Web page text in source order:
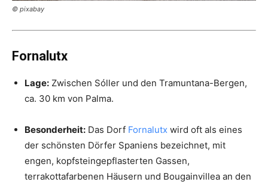
© pixabay
Fornalutx
Lage: Zwischen Sóller und den Tramuntana-Bergen,
ca. 30 km von Palma.
Besonderheit: Das Dorf Fornalutx wird oft als eines
der schönsten Dörfer Spaniens bezeichnet, mit
engen, kopfsteingepflasterten Gassen,
terrakottafarbenen Häusern und Bougainvillea an den